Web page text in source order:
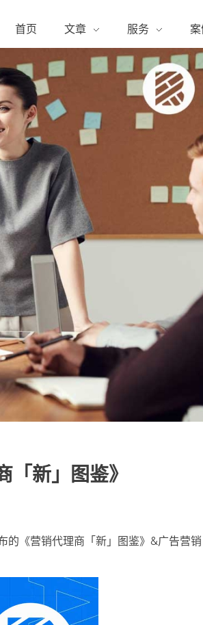
首页 文章 服务 案
「新」图鉴》
的《营销代理商「新」图鉴》&广告营销